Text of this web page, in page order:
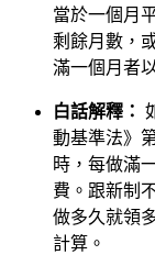
當於一個月
剩餘月數，
滿一個月者
白話解釋：
動基準法》
時，每做滿
費。跟新制
做多久就領
計算。